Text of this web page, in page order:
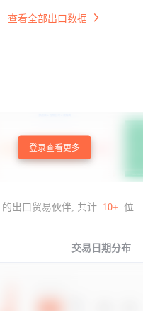
查看全部出口数据
登录查看更多
出口贸易伙伴, 共计 10+ 位
交易日期分布